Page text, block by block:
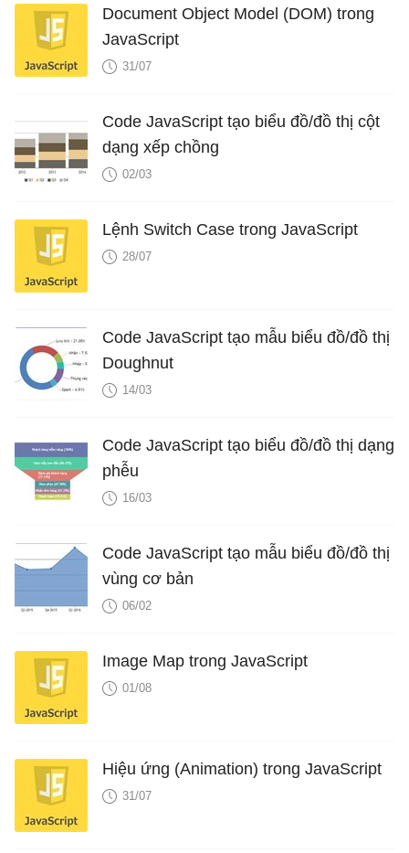
Document Object Model (DOM) trong
JavaScript
31/07
Code JavaScript tạo biểu đồ/đồ thị cột
dạng xếp chồng
02/03
Lệnh Switch Case trong JavaScript
28/07
Code JavaScript tạo mẫu biểu đồ/đồ thị
Doughnut
14/03
Code JavaScript tạo biểu đồ/đồ thị dạng
phễu
16/03
Code JavaScript tạo mẫu biểu đồ/đồ thị
vùng cơ bản
06/02
Image Map trong JavaScript
01/08
Hiệu ứng (Animation) trong JavaScript
31/07